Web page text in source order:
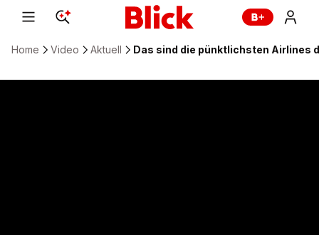
Home Video Aktuell Das sind die pünktlichsten Airlines